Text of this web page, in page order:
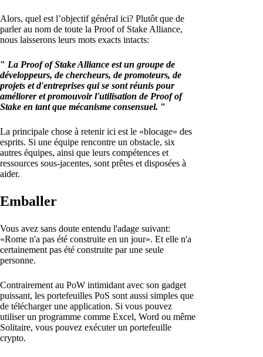
Alors, quel est l’objectif général ici? Plutôt que de
parler au nom de toute la Proof of Stake Alliance,
nous laisserons leurs mots exacts intacts:
" La Proof of Stake Alliance est un groupe de
développeurs, de chercheurs, de promoteurs, de
projets et d'entreprises qui se sont réunis pour
améliorer et promouvoir l'utilisation de Proof of
Stake en tant que mécanisme consensuel. "
La principale chose à retenir ici est le «blocage» des
esprits. Si une équipe rencontre un obstacle, six
autres équipes, ainsi que leurs compétences et
ressources sous-jacentes, sont prêtes et disposées à
aider.
Emballer
Vous avez sans doute entendu l'adage suivant:
«Rome n'a pas été construite en un jour». Et elle n'a
certainement pas été construite par une seule
personne.
Contrairement au PoW intimidant avec son gadget
puissant, les portefeuilles PoS sont aussi simples que
de télécharger une application. Si vous pouvez
utiliser un programme comme Excel, Word ou même
Solitaire, vous pouvez exécuter un portefeuille
crypto.